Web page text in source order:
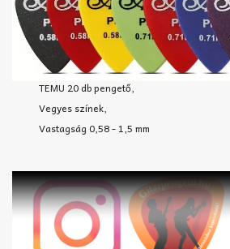
TEMU 20 db pengető,
Vegyes színek,
Vastagság 0,58 - 1,5 mm